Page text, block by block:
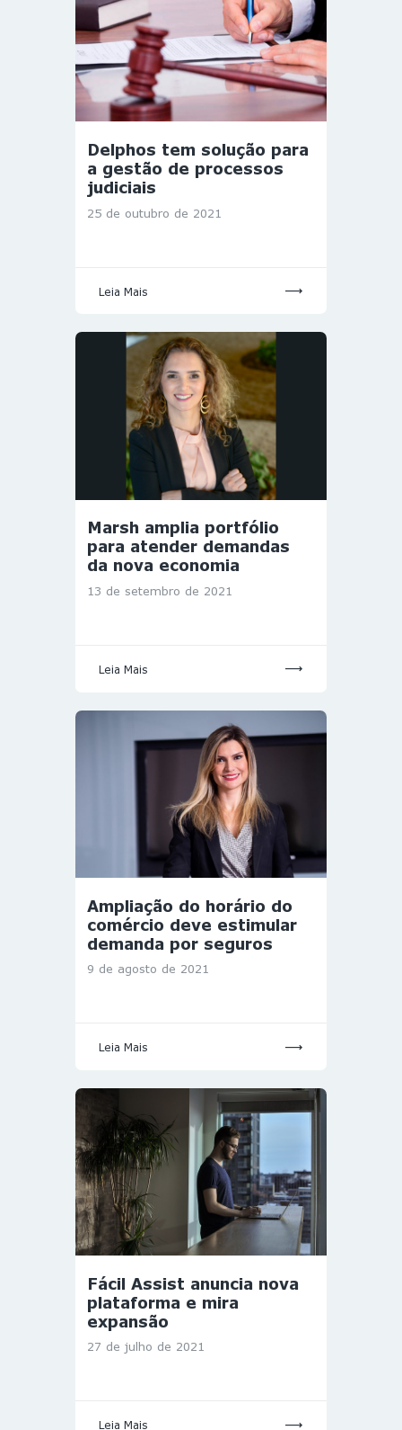
Delphos tem solução para
a gestão de processos
judiciais
25 de outubro de 2021
Leia Mais
Marsh amplia portfólio
para atender demandas
da nova economia
13 de setembro de 2021
Leia Mais
Ampliação do horário do
comércio deve estimular
demanda por seguros
9 de agosto de 2021
Leia Mais
Fácil Assist anuncia nova
plataforma e mira
expansão
27 de julho de 2021
Leia Mais